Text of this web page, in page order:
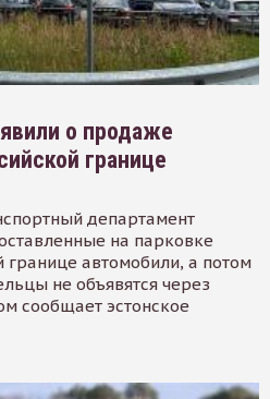
о продаже
границе
департамент
на парковке
автомобили, а потом
не объявятся через
сообщает эстонское